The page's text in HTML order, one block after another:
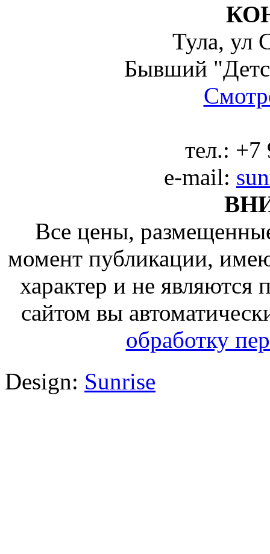
Тула, ул
Бывший
тел.: +7
e-mail:
Все цены,
момент публикации,
характер и не
сайтом вы
обработку
Design: Sunrise